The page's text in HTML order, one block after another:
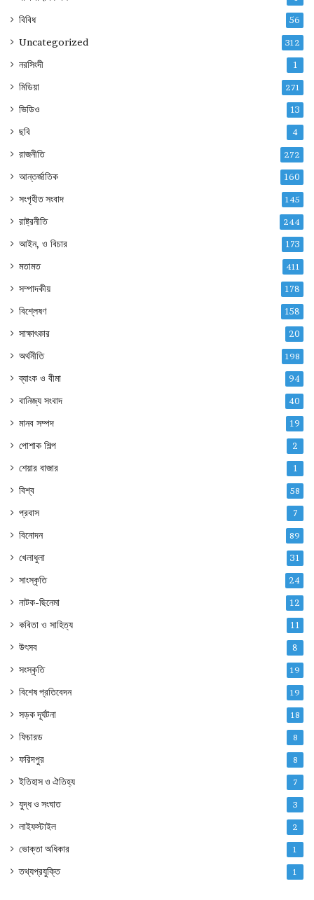
বিবিধ 56
Uncategorized 312
নরসিংদী 1
মিডিয়া 271
ভিডিও 13
ছবি 4
রাজনীতি 272
আন্তর্জাতিক 160
সংগৃহীত সংবাদ 145
রাষ্ট্রনীতি 244
আইন, ও বিচার 173
মতামত 411
সম্পাদকীয় 178
বিশ্লেষণ 158
সাক্ষাৎকার 20
অর্থনীতি 198
ব্যাংক ও বীমা 94
বানিজ্য সংবাদ 40
মানব সম্পদ 19
পোশাক শিল্প 2
শেয়ার বাজার 1
বিশ্ব 58
প্রবাস 7
বিনোদন 89
খেলাধুলা 31
সাংস্কৃতি 24
নাটক-ছিনেমা 12
কবিতা ও সাহিত্য 11
উৎসব 8
সংস্কৃতি 19
বিশেষ প্রতিবেদন 19
সড়ক দূর্ঘটনা 18
ফিচারড 8
ফরিদপুর 8
ইতিহাস ও ঐতিহ্য 7
যুদ্ধ ও সংঘাত 3
লাইফস্টাইল 2
ভোক্তা অধিকার 1
তথ্যপ্রযুক্তি 1